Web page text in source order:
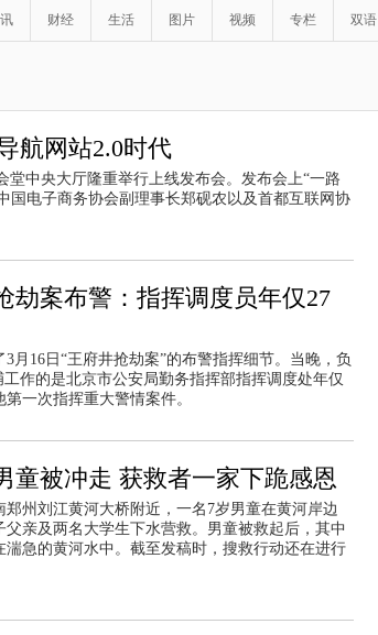
财经 生活 图片 视频 专栏 双语
航网站2.0时代
堂中央大厅隆重举行上线发布会。发布会上“一路
国电子商务协会副理事长郑砚农以及首都互联网协
劫案布警：指挥调度员年仅27
月16日“王府井抢劫案”的布警指挥细节。当晚，负
作的是北京市公安局勤务指挥部指挥调度处年仅
一次指挥重大警情案件。
童被冲走 获救者一家下跪感恩
郑州刘江黄河大桥附近，一名7岁男童在黄河岸边
亲及两名大学生下水营救。男童被救起后，其中
急的黄河水中。截至发稿时，搜救行动还在进行